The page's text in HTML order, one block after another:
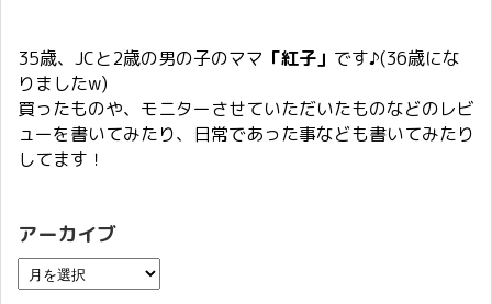
35歳、JCと2歳の男の子のママ 「紅子」 です♪(36歳にな
りましたw)
買ったものや、モニターさせていただいたものなどのレビ
ューを書いてみたり、日常であった事なども書いてみたり
してます！
アーカイブ